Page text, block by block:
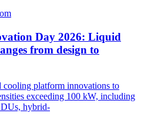
Day 2026: Liquid
from design to
platform innovations to
exceeding 100 kW, including
hybrid-